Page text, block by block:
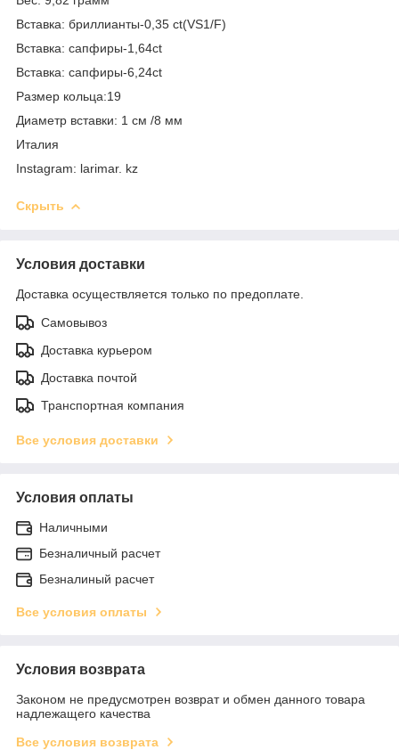
Вставка: бриллианты-0,35 ct(VS1/F)
Вставка: сапфиры-1,64ct
Вставка: сапфиры-6,24ct
Размер кольца:19
Диаметр вставки: 1 см /8 мм
Италия
Instagram: larimar. kz
Скрыть
Условия доставки
Доставка осуществляется только по предоплате.
Самовывоз
Доставка курьером
Доставка почтой
Транспортная компания
Все условия доставки
Условия оплаты
Наличными
Безналичный расчет
Безналиный расчет
Все условия оплаты
Условия возврата
Законом не предусмотрен возврат и обмен данного товара
надлежащего качества
Все условия возврата